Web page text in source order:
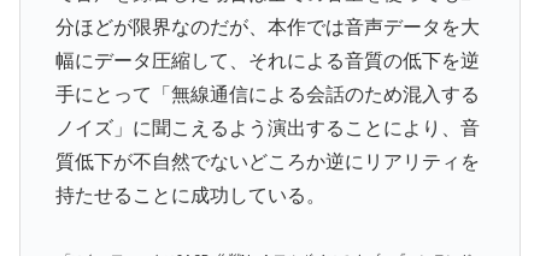
分ほどが限界なのだが、本作では音声データを大
幅にデータ圧縮して、それによる音質の低下を逆
手にとって「無線通信による会話のため混入する
ノイズ」に聞こえるよう演出することにより、音
質低下が不自然でないどころか逆にリアリティを
持たせることに成功している。